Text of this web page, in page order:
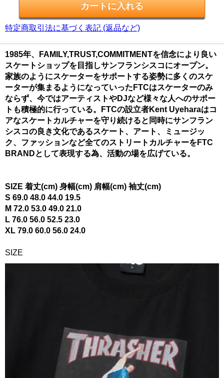
特定商取引法に基づく表記 (返品など)
1985年、FAMILY,TRUST,COMMITMENTを信念により良い
スケートショップを目指しサンフランシスコにオープン。
家族のようにスケーターをサポートする姿勢に多くのスケ
ーターが集まるようになっていったFTCはスケーターのみ
ならず、今ではアーティストやDJなど様々な人へのサポー
トも積極的に行っている。FTCの設立者Kent Uyeharaはコ
アなスケートカルチャーを守り続けると同時にサンフラン
シスコの良き文化であるスケート、アート、ミュージッ
ク、ファッションなど全てのストリートカルチャーをFTC
BRANDとして表現する為、活動の場を広げている。
SIZE 着丈(cm) 身幅(cm) 肩幅(cm) 袖丈(cm)
S 69.0 48.0 44.0 19.5
M 72.0 53.0 49.0 21.0
L 76.0 56.0 52.5 23.0
XL 79.0 60.0 56.0 24.0
SIZE